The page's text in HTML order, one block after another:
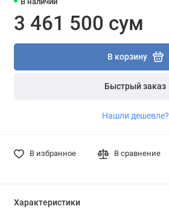
3 461 500 сум
В корзину
Быстрый заказ
Нашли дешевле?
В избранное В сравнение
Характеристики